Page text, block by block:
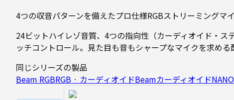
4つの収音パターンを備えたプロ仕様RGBストリーミングマ
24ビットハイレゾ音質、4つの指向性（カーディオイド・
ッチコントロール。見た目も音もシャープなマイクを求め
同じシリーズの製品
Beam RGBRGB · カーディオイドBeamカーディオイド